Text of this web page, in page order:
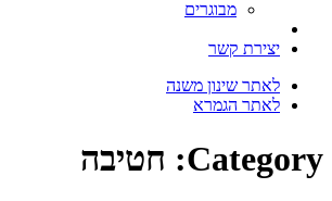
מבוגרים
יצירת קשר
לאתר שינון משנה
לאתר הגמרא
Category: חטיבה